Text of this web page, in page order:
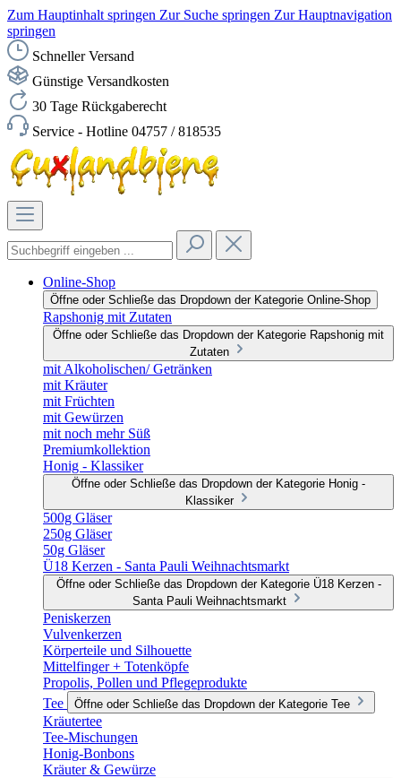
Zum Hauptinhalt springen Zur Suche springen Zur Hauptnavigation
springen
Schneller Versand
Günstige Versandkosten
30 Tage Rückgaberecht
Service - Hotline 04757 / 818535
Online-Shop
Öffne oder Schließe das Dropdown der Kategorie Online-Shop
Rapshonig mit Zutaten
Öffne oder Schließe das Dropdown der Kategorie Rapshonig mit
Zutaten
mit Alkoholischen/ Getränken
mit Kräuter
mit Früchten
mit Gewürzen
mit noch mehr Süß
Premiumkollektion
Honig - Klassiker
Öffne oder Schließe das Dropdown der Kategorie Honig -
Klassiker
500g Gläser
250g Gläser
50g Gläser
Ü18 Kerzen - Santa Pauli Weihnachtsmarkt
Öffne oder Schließe das Dropdown der Kategorie Ü18 Kerzen -
Santa Pauli Weihnachtsmarkt
Peniskerzen
Vulvenkerzen
Körperteile und Silhouette
Mittelfinger + Totenköpfe
Propolis, Pollen und Pflegeprodukte
Tee
Öffne oder Schließe das Dropdown der Kategorie Tee
Kräutertee
Tee-Mischungen
Honig-Bonbons
Kräuter & Gewürze